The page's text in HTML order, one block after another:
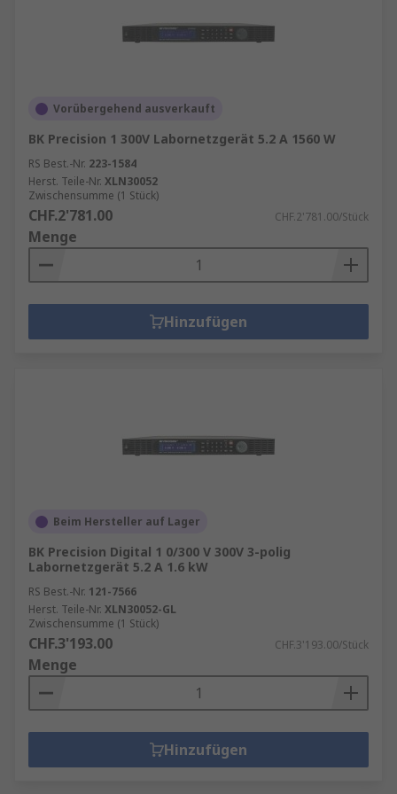
Vorübergehend ausverkauft
BK Precision 1 300V Labornetzgerät 5.2 A 1560 W
RS Best.-Nr. 223-1584
Herst. Teile-Nr. XLN30052
Zwischensumme (1 Stück)
CHF.2'781.00 CHF.2'781.00/Stück
Menge
Hinzufügen
Beim Hersteller auf Lager
BK Precision Digital 1 0/300 V 300V 3-polig
Labornetzgerät 5.2 A 1.6 kW
RS Best.-Nr. 121-7566
Herst. Teile-Nr. XLN30052-GL
Zwischensumme (1 Stück)
CHF.3'193.00 CHF.3'193.00/Stück
Menge
Hinzufügen